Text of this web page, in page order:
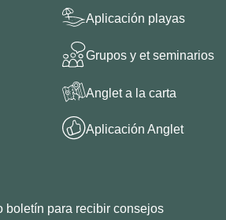
Aplicación playas
Grupos y et seminarios
Anglet a la carta
Aplicación Anglet
boletín para recibir consejos